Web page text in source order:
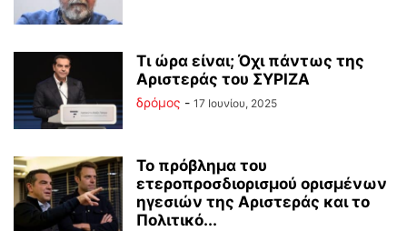
Τι ώρα είναι; Όχι πάντως της
Αριστεράς του ΣΥΡΙΖΑ
δρόμος - 17 Ιουνίου, 2025
Το πρόβλημα του
ετεροπροσδιορισμού ορισμένων
ηγεσιών της Αριστεράς και το
Πολιτικό...